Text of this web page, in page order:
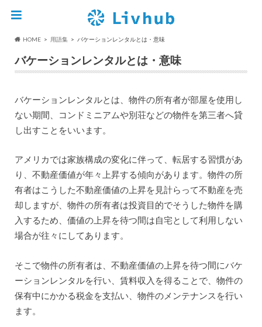
HOME 用語集 バケーションレンタルとは・意味
バケーションレンタルとは・意味
バケーションレンタルとは、物件の所有者が部屋を使用し
ない期間、コンドミニアムや別荘などの物件を第三者へ貸
し出すことをいいます。
アメリカでは家族構成の変化に伴って、転居する習慣があ
り、不動産価値が年々上昇する傾向があります。物件の所
有者はこうした不動産価値の上昇を見計らって不動産を売
却しますが、物件の所有者は投資目的でそうした物件を購
入するため、価値の上昇を待つ間は自宅として利用しない
場合が往々にしてあります。
そこで物件の所有者は、不動産価値の上昇を待つ間にバケ
ーションレンタルを行い、賃料収入を得ることで、物件の
保有中にかかる税金を支払い、物件のメンテナンスを行い
ます。